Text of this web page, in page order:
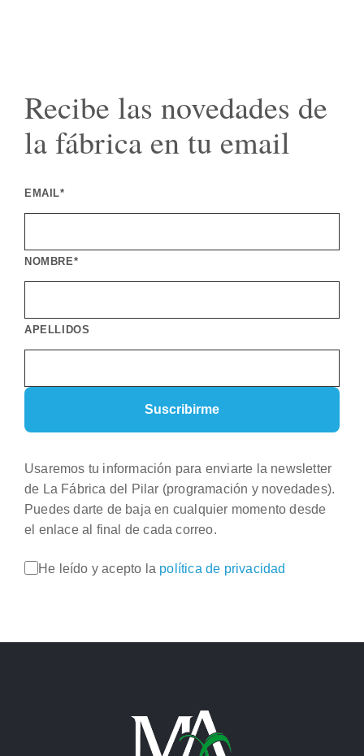
Recibe las novedades de
la fábrica en tu email
EMAIL*
NOMBRE*
APELLIDOS
Usaremos tu información para enviarte la newsletter
de La Fábrica del Pilar (programación y novedades).
Puedes darte de baja en cualquier momento desde
el enlace al final de cada correo.
He leído y acepto la política de privacidad